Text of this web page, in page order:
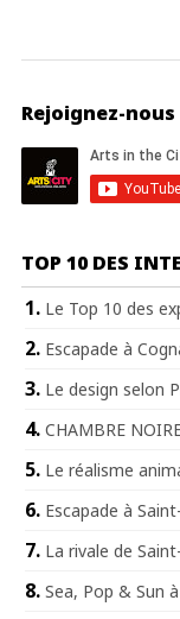
Rejoignez-
TOP 10 DES
Le Top 10 des
Escapade à
Le design selon
CHAMBRE
Le réalisme
Escapade à
La rivale de
Sea, Pop & Sun